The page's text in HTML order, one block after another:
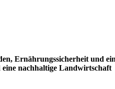
Ernährungssicherheit und
nachhaltige Landwirtschaft